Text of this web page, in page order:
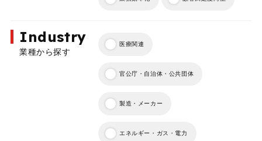
Industry
業種から探す
医療関連
官公庁・自治体・公共団体
製造・メーカー
エネルギー・ガス・電力